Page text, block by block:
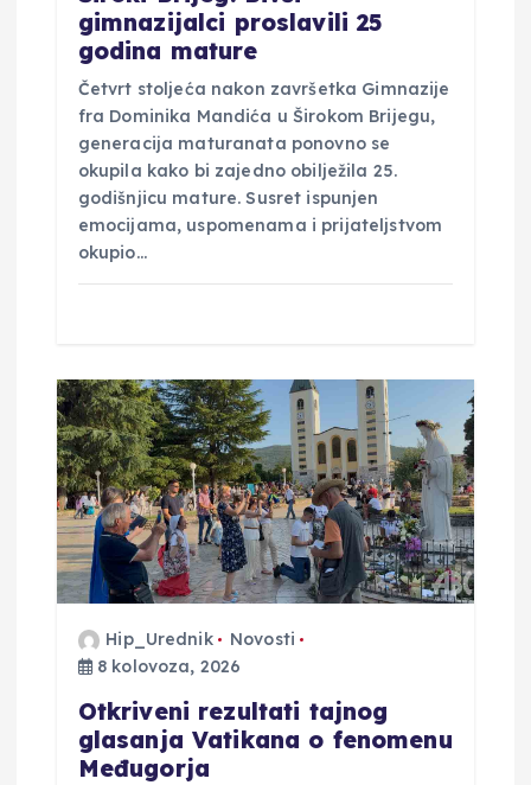
gimnazijalci proslavili 25
godina mature
Četvrt stoljeća nakon završetka Gimnazije
fra Dominika Mandića u Širokom Brijegu,
generacija maturanata ponovno se
okupila kako bi zajedno obilježila 25.
godišnjicu mature. Susret ispunjen
emocijama, uspomenama i prijateljstvom
okupio…
Hip_Urednik
Novosti
8 kolovoza, 2026
Otkriveni rezultati tajnog
glasanja Vatikana o fenomenu
Međugorja